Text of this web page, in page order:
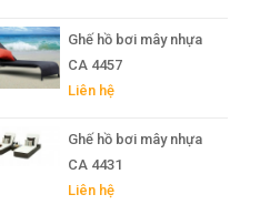
Ghế hồ bơi mây nhựa
CA 4457
Liên hệ
Ghế hồ bơi mây nhựa
CA 4431
Liên hệ